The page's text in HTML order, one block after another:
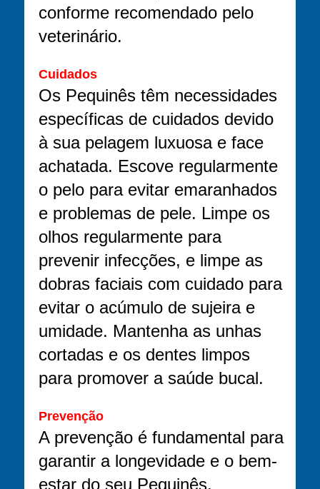
conforme recomendado pelo
veterinário.
Cuidados
Os Pequinês têm necessidades
específicas de cuidados devido
à sua pelagem luxuosa e face
achatada. Escove regularmente
o pelo para evitar emaranhados
e problemas de pele. Limpe os
olhos regularmente para
prevenir infecções, e limpe as
dobras faciais com cuidado para
evitar o acúmulo de sujeira e
umidade. Mantenha as unhas
cortadas e os dentes limpos
para promover a saúde bucal.
Prevenção
A prevenção é fundamental para
garantir a longevidade e o bem-
estar do seu Pequinês.